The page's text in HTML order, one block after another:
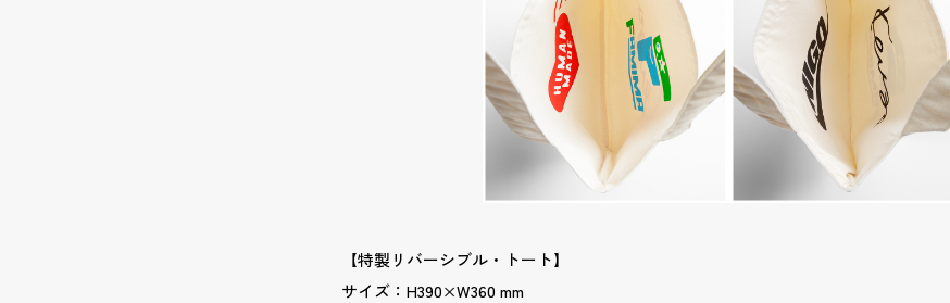
【特製リバーシブル・トート】
サイズ：H390×W360 mm